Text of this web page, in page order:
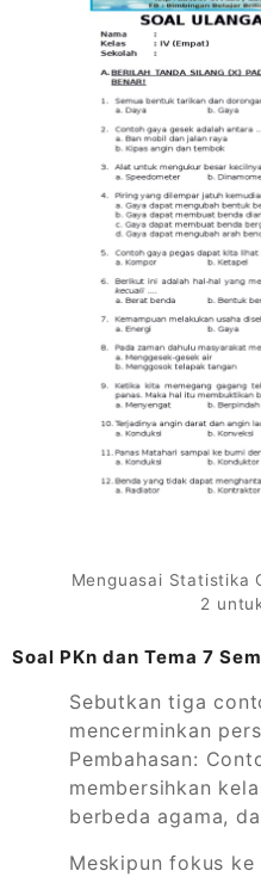
Menguasai Statistika
2
Soal PKn dan Tema 7
Sebutkan tiga
mencerminkan
Pembahasan:
membersihkan
berbeda agama,
Meskipun fokus